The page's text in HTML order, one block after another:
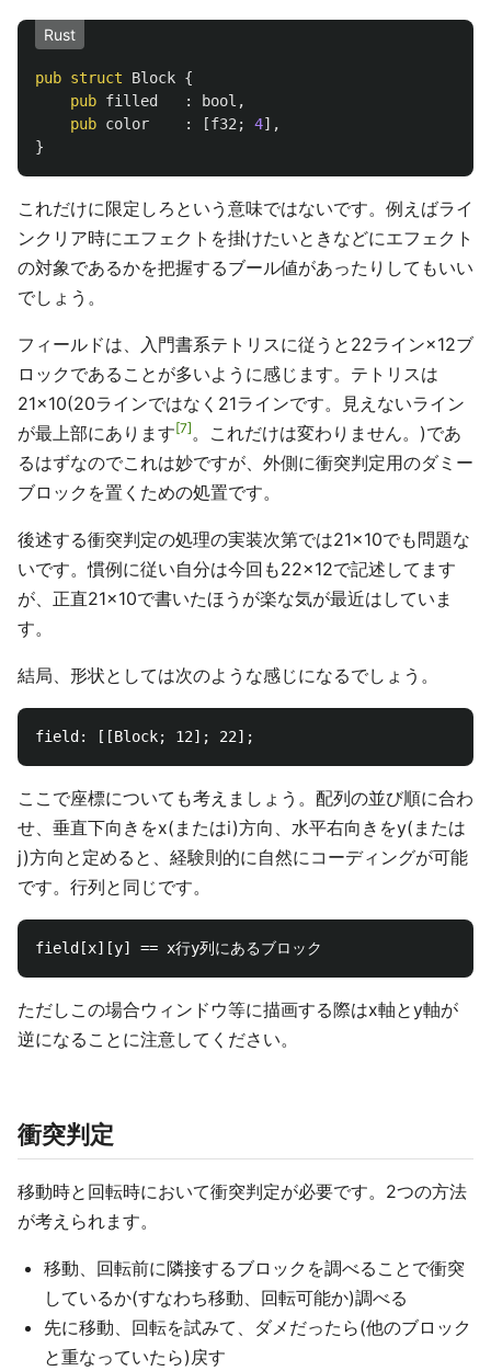
Rust
pub struct Block {
pub filled : bool ,
pub color : [f32 ; 4],
}
これだけに限定しろという意味ではないです。例えばライ
ンクリア時にエフェクトを掛けたいときなどにエフェクト
の対象であるかを把握するブール値があったりしてもいい
でしょう。
フィールドは、入門書系テトリスに従うと22ライン×12ブ
ロックであることが多いように感じます。テトリスは
21×10(20ラインではなく21ラインです。見えないライン
が最上部にあります 7 。これだけは変わりません。)であ
るはずなのでこれは妙ですが、外側に衝突判定用のダミー
ブロックを置くための処置です。
後述する衝突判定の処理の実装次第では21×10でも問題な
いです。慣例に従い自分は今回も22×12で記述してます
が、正直21×10で書いたほうが楽な気が最近はしていま
す。
結局、形状としては次のような感じになるでしょう。
ここで座標についても考えましょう。配列の並び順に合わ
せ、垂直下向きをx(またはi)方向、水平右向きをy(または
j)方向と定めると、経験則的に自然にコーディングが可能
です。行列と同じです。
ただしこの場合ウィンドウ等に描画する際はx軸とy軸が
逆になることに注意してください。
衝突判定
移動時と回転時において衝突判定が必要です。2つの方法
が考えられます。
移動、回転前に隣接するブロックを調べることで衝突
しているか(すなわち移動、回転可能か)調べる
先に移動、回転を試みて、ダメだったら(他のブロック
と重なっていたら)戻す